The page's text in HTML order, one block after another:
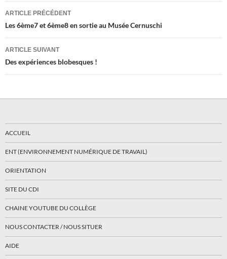
Navigation
des
articles
ARTICLE PRÉCÉDENT
Les 6ème7 et 6ème8 en sortie au Musée Cernuschi
ARTICLE SUIVANT
Des expériences blobesques !
ACCUEIL
ENT (ENVIRONNEMENT NUMÉRIQUE DE TRAVAIL)
ORIENTATION
SITE DU CDI
CHAINE YOUTUBE DU COLLÈGE
NOUS CONTACTER / NOUS SITUER
AIDE